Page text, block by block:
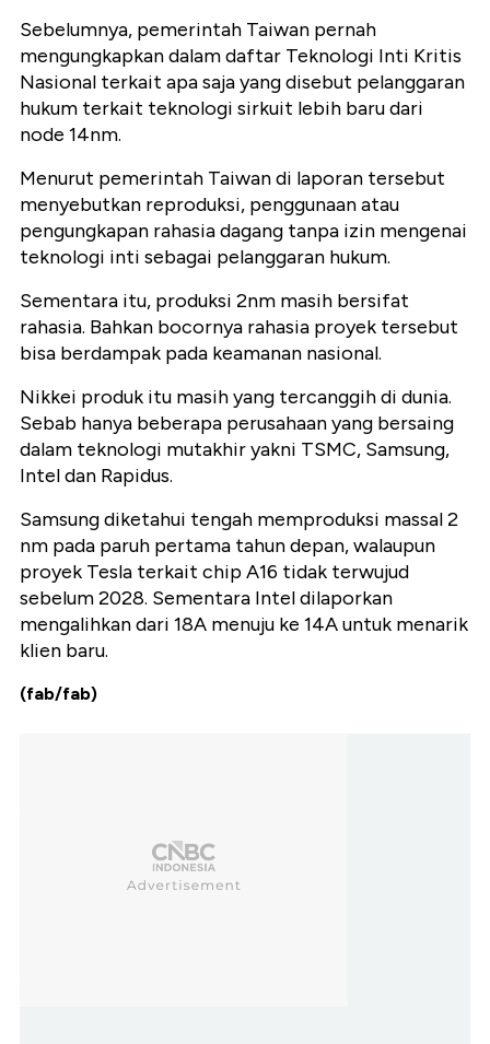
Sebelumnya, pemerintah Taiwan pernah
mengungkapkan dalam daftar Teknologi Inti Kritis
Nasional terkait apa saja yang disebut pelanggaran
hukum terkait teknologi sirkuit lebih baru dari
node 14nm.
Menurut pemerintah Taiwan di laporan tersebut
menyebutkan reproduksi, penggunaan atau
pengungkapan rahasia dagang tanpa izin mengenai
teknologi inti sebagai pelanggaran hukum.
Sementara itu, produksi 2nm masih bersifat
rahasia. Bahkan bocornya rahasia proyek tersebut
bisa berdampak pada keamanan nasional.
Nikkei produk itu masih yang tercanggih di dunia.
Sebab hanya beberapa perusahaan yang bersaing
dalam teknologi mutakhir yakni TSMC, Samsung,
Intel dan Rapidus.
Samsung diketahui tengah memproduksi massal 2
nm pada paruh pertama tahun depan, walaupun
proyek Tesla terkait chip A16 tidak terwujud
sebelum 2028. Sementara Intel dilaporkan
mengalihkan dari 18A menuju ke 14A untuk menarik
klien baru.
(fab/fab)